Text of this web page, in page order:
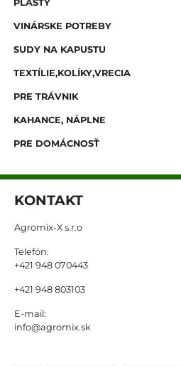
PLASTY
VINÁRSKE POTREBY
SUDY NA KAPUSTU
TEXTÍLIE,KOLÍKY,VRECIA
PRE TRÁVNIK
KAHANCE, NÁPLNE
PRE DOMÁCNOSŤ
KONTAKT
Agromix-X s.r.o
Telefón:
+421 948 070443
+421 948 803103
E-mail:
info@agromix.sk